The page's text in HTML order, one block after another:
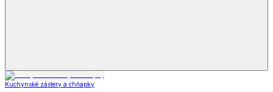
Kuchynské zástery a chňapky